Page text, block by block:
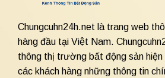
Chungcuhn24h.net là trang web
hàng đầu tại Việt Nam.
thông thị trường bất động sản hiện
các khách hàng những thông tin